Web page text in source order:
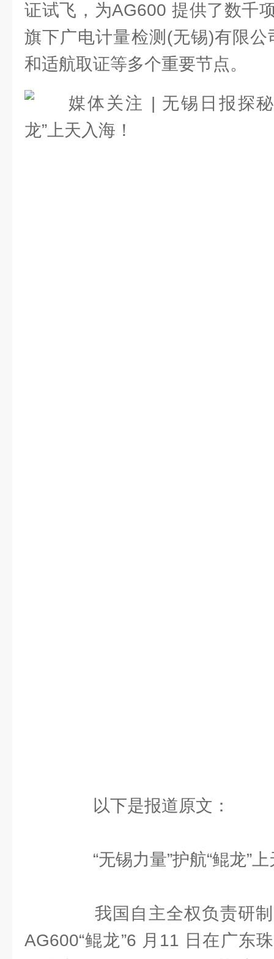
证试飞，为AG600 提供了数千
旗下广电计量检测(无锡)有限
和适航取证等多个重要节点。
以下是报道原文：
“无锡力量”护航“鲲龙”上
我国自主全权负责研制
AG600“鲲龙”6 月11 日在广东